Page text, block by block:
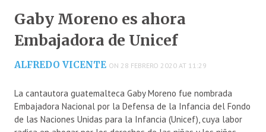
Gaby Moreno es ahora
Embajadora de Unicef
ALFREDO VICENTE ON 28 FEBRERO 2020 AT 11:29
La cantautora guatemalteca Gaby Moreno fue nombrada
Embajadora Nacional por la Defensa de la Infancia del Fondo
de las Naciones Unidas para la Infancia (Unicef), cuya labor